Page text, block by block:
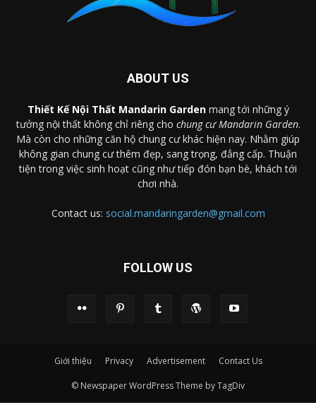
ABOUT US
Thiết Kế Nội Thất Mandarin Gardenmang tới những ý
tưởng nội thất không chỉ riêng cho chung cư Mandarin Garden.
Mà còn cho những căn hộ chung cư khác hiện nay. Nhằm giúp
không gian chung cư thêm đẹp, sang trọng, đẳng cấp. Thuận
tiện trong việc sinh hoạt cũng như tiếp đón bạn bè, khách tới
chơi nhà.
Contact us: social.mandaringarden@gmail.com
FOLLOW US
Giới thiệu Privacy Advertisement Contact Us
© Newspaper WordPress Theme by TagDiv